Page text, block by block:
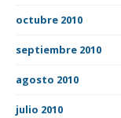
octubre 2010
septiembre 2010
agosto 2010
julio 2010